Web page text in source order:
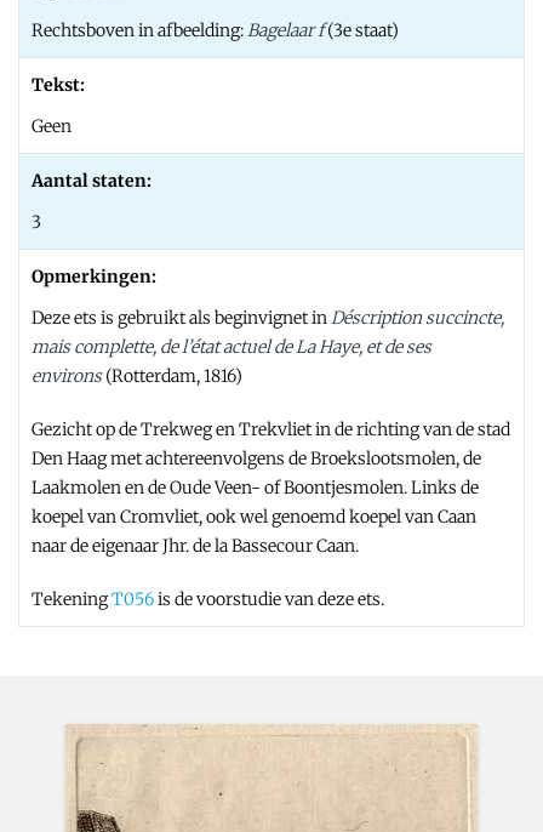
Rechtsboven in afbeelding:Bagelaar f(3e staat)
Tekst:
Geen
Aantal staten:
3
Opmerkingen:
Deze ets is gebruikt als beginvignet inDéscription succincte,
mais complette, de l’état actuel de La Haye, et de ses
environs(Rotterdam, 1816)
Gezicht op de Trekweg en Trekvliet in de richting van de stad
Den Haag met achtereenvolgens de Broekslootsmolen, de
Laakmolen en de Oude Veen- of Boontjesmolen. Links de
koepel van Cromvliet, ook wel genoemd koepel van Caan
naar de eigenaar Jhr. de la Bassecour Caan.
TekeningT056is de voorstudie van deze ets.